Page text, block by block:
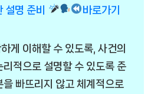
설명 준비
바로가기
게 이해할 수 있도록, 사건의
리적으로 설명할 수 있도록 준
을 빠뜨리지 않고 체계적으로